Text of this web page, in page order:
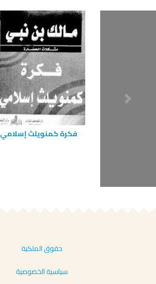
فكرة كمنويلث إسلامي
حقوق الملكية
سياسية الخصوصية